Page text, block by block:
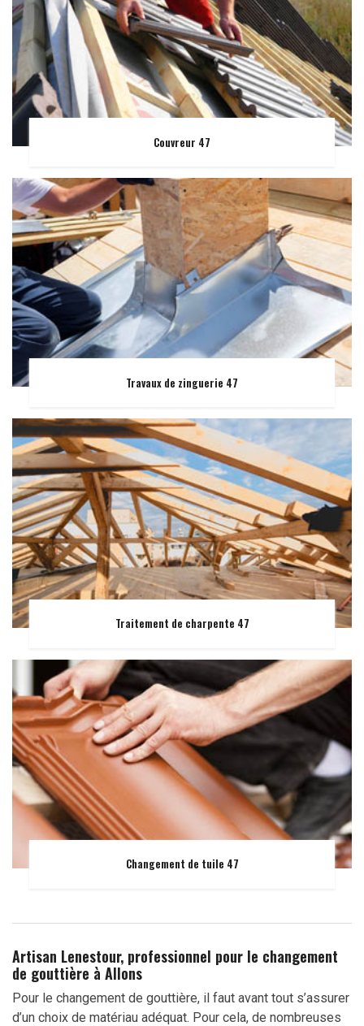
Couvreur 47
Travaux de zinguerie 47
Traitement de charpente 47
Changement de tuile 47
Artisan Lenestour, professionnel pour le changement
de gouttière à Allons
Pour le changement de gouttière, il faut avant tout s’assurer
d’un choix de matériau adéquat. Pour cela, de nombreuses